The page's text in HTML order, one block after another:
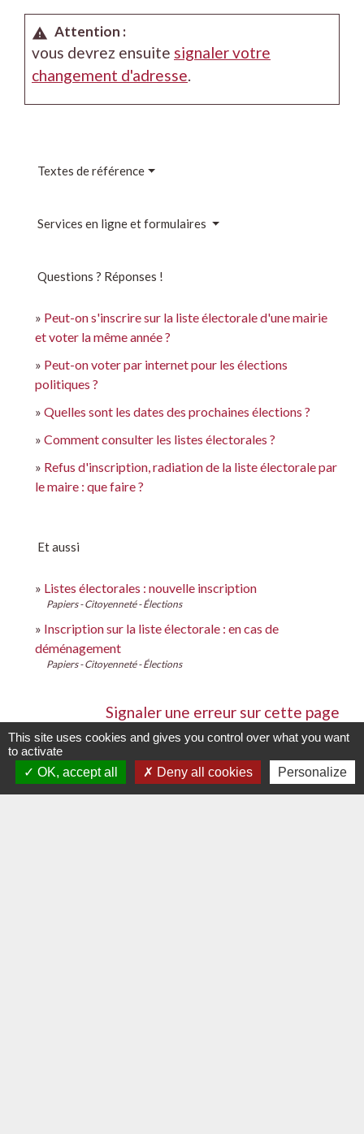
warning Attention :
vous devrez ensuite signaler votre
changement d'adresse.
Textes de référence
Services en ligne et formulaires
Questions ? Réponses !
Peut-on s'inscrire sur la liste électorale d'une mairie
et voter la même année ?
Peut-on voter par internet pour les élections
politiques ?
Quelles sont les dates des prochaines élections ?
Comment consulter les listes électorales ?
Refus d'inscription, radiation de la liste électorale par
le maire : que faire ?
Et aussi
Listes électorales : nouvelle inscription
Papiers - Citoyenneté - Élections
Inscription sur la liste électorale : en cas de
déménagement
Papiers - Citoyenneté - Élections
Signaler une erreur sur cette page
This site uses cookies and gives you control over what you want
to activate
OK, accept all
Deny all cookies Personalize